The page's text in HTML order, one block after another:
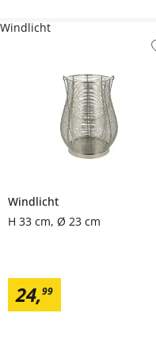
Windlicht
H 33 cm, Ø 23 cm
24,99
Windlicht